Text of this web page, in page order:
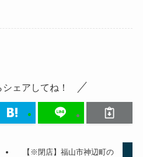
ェアしてね！
【※閉店】福山市神辺町の